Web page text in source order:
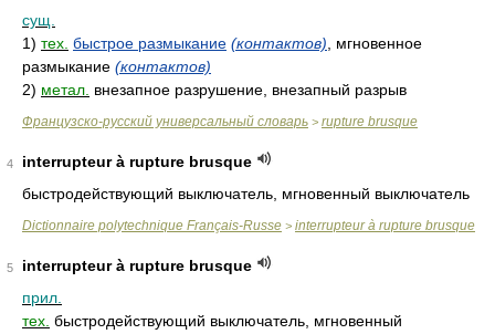
сущ.
1) тех. быстрое размыкание (контактов) , мгновенное
размыкание (контактов)
2) метал. внезапное разрушение, внезапный разрыв
Французско-русский универсальный словарь > rupture brusque
4
interrupteur à rupture brusque
быстродействующий выключатель, мгновенный выключатель
Dictionnaire polytechnique Français-Russe > interrupteur à rupture brusque
5
interrupteur à rupture brusque
прил.
тех. быстродействующий выключатель, мгновенный